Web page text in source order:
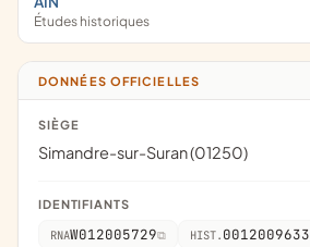
Études historiques
DONNÉES OFFICIELLES
SIÈGE
Simandre-sur-Suran (01250)
IDENTIFIANTS
RNAW012005729 HIST. 0012009633